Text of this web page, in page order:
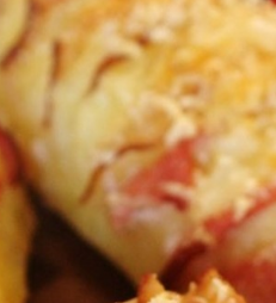
Eu
Cookies
Ao
seus
ao visitar
site, você
aumenta
chance
conteúdo e
ofertas